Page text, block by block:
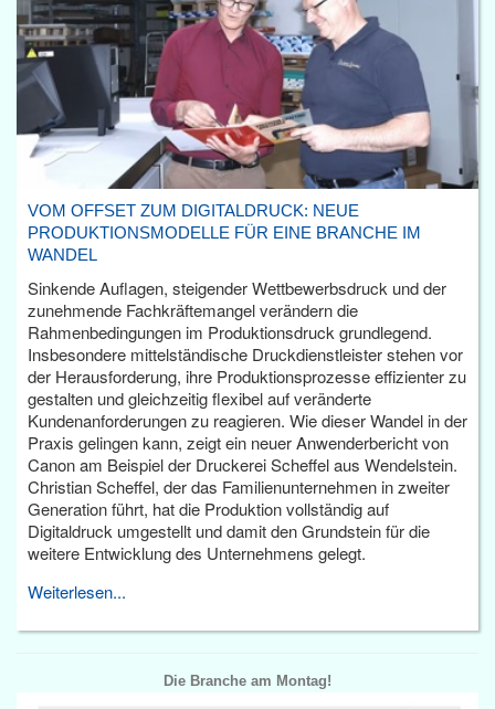
VOM OFFSET ZUM DIGITALDRUCK: NEUE
PRODUKTIONSMODELLE FÜR EINE BRANCHE IM
WANDEL
Sinkende Auflagen, steigender Wettbewerbsdruck und der
zunehmende Fachkräftemangel verändern die
Rahmenbedingungen im Produktionsdruck grundlegend.
Insbesondere mittelständische Druckdienstleister stehen vor
der Herausforderung, ihre Produktionsprozesse effizienter zu
gestalten und gleichzeitig flexibel auf veränderte
Kundenanforderungen zu reagieren. Wie dieser Wandel in der
Praxis gelingen kann, zeigt ein neuer Anwenderbericht von
Canon am Beispiel der Druckerei Scheffel aus Wendelstein.
Christian Scheffel, der das Familienunternehmen in zweiter
Generation führt, hat die Produktion vollständig auf
Digitaldruck umgestellt und damit den Grundstein für die
weitere Entwicklung des Unternehmens gelegt.
Weiterlesen...
Die Branche am Montag!